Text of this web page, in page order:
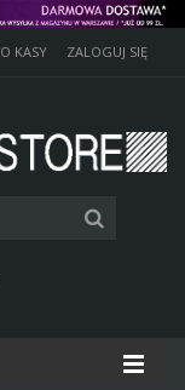
KASY ZALOGUJ SIĘ